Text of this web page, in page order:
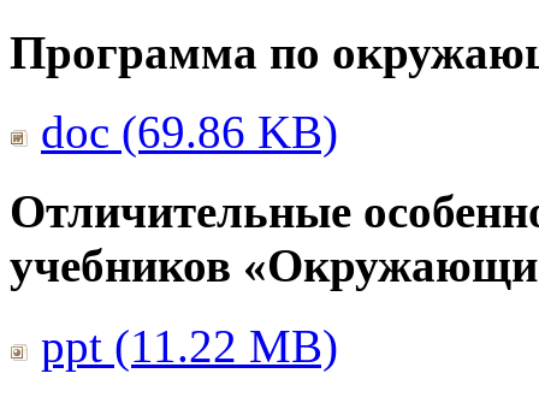
Программа по
doc (69.86 KB)
Отличительные
учебников
ppt (11.22 MB)